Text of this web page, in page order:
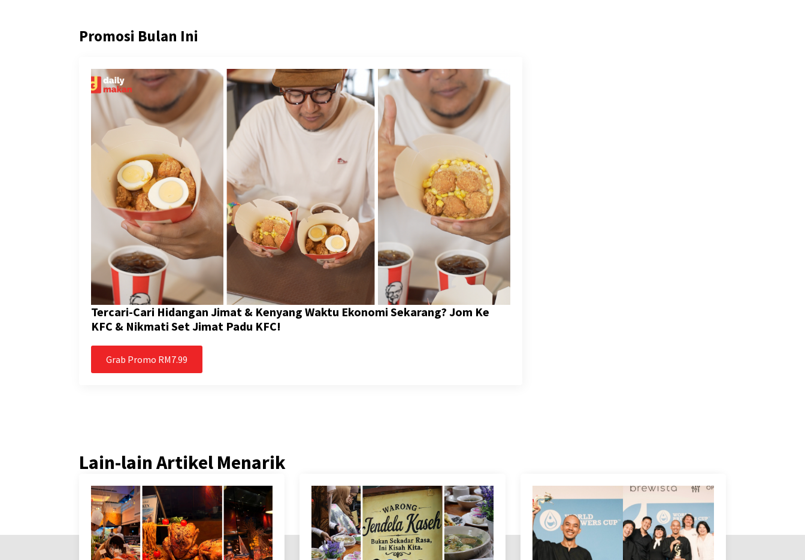
Promosi Bulan Ini
Tercari-Cari Hidangan Jimat & Kenyang Waktu Ekonomi Sekarang? Jom Ke
KFC & Nikmati Set Jimat Padu KFC!
Grab Promo RM7.99
Lain-lain Artikel Menarik